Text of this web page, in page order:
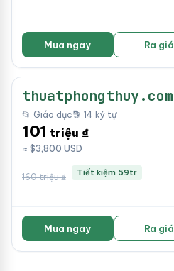
Mua ngay Ra giá
thuatphongthuy.com
📂 Giáo dục🔡 14 ký tự
101 triệu ₫
≈ $3,800 USD
160 triệu ₫ Tiết kiệm 59tr
Mua ngay Ra giá